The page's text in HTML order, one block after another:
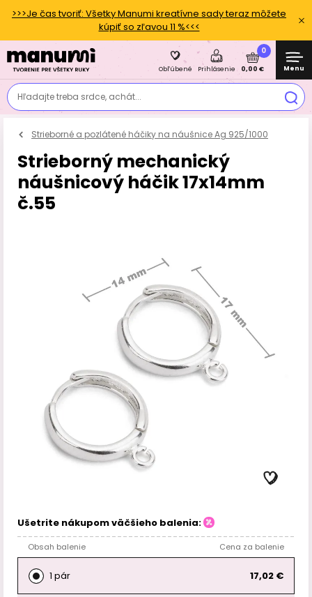
>>>Je čas tvoriť: Všetky Manumi kreatívne sady teraz môžete
kúpiť so zľavou 11 %<<<
Hľadajte treba srdce, achát...
Obľúbené Prihlásenie
0
0,00 € Menu
Strieborné a pozlátené háčiky na náušnice Ag 925/1000
Strieborný mechanický
náušnicový háčik 17x14mm
č.55
Ušetrite nákupom väčšieho balenia:
Obsah balenie Cena za balenie
1 pár 17,02 €